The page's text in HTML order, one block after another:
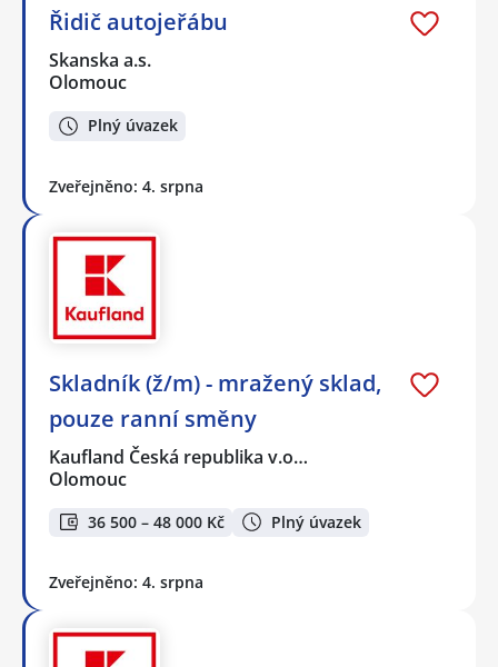
Řidič autojeřábu
Skanska a.s.
Olomouc
Plný úvazek
Zveřejněno: 4. srpna
Skladník (ž/m) - mražený sklad,
pouze ranní směny
Kaufland Česká republika v.o…
Olomouc
36 500 – 48 000 Kč Plný úvazek
Zveřejněno: 4. srpna